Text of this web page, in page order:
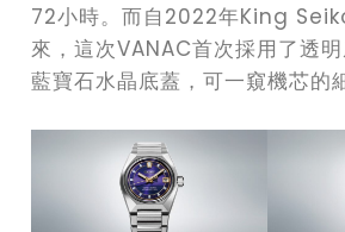
72小時。而自2022年King
來，這次VANAC首次採用了透
藍寶石水晶底蓋，可一窺機芯的